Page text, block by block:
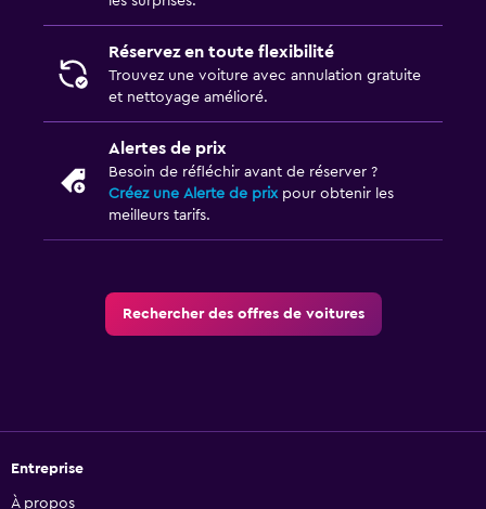
Réservez en toute flexibilité
Trouvez une voiture avec annulation gratuite
et nettoyage amélioré.
Alertes de prix
Besoin de réfléchir avant de réserver ?
Créez une Alerte de prixpour obtenir les
meilleurs tarifs.
Rechercher des offres de voitures
Entreprise
À propos